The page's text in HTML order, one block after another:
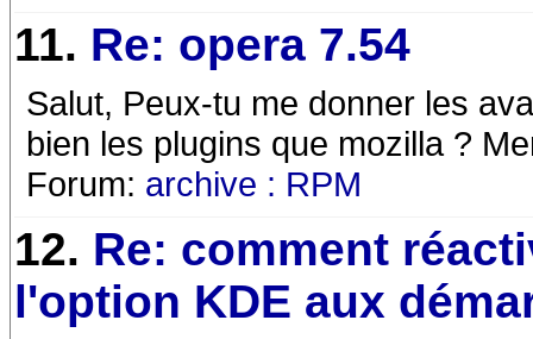
11. Re: opera 7.54
Salut, Peux-tu me donner les
bien les plugins que mozilla ?
Forum: archive : RPM
12. Re: comment
l'option KDE aux